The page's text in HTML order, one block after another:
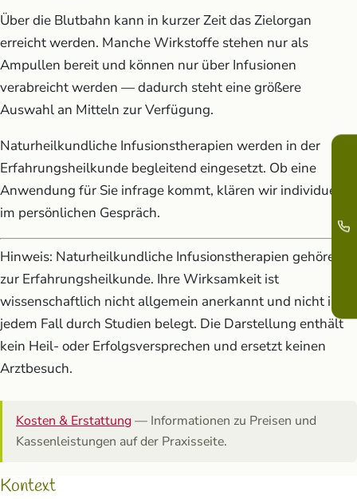
Über die Blutbahn kann in kurzer Zeit das Zielorgan
erreicht werden. Manche Wirkstoffe stehen nur als
Ampullen bereit und können nur über Infusionen
verabreicht werden — dadurch steht eine größere
Auswahl an Mitteln zur Verfügung.
Naturheilkundliche Infusionstherapien werden in der
Erfahrungsheilkunde begleitend eingesetzt. Ob eine
Anwendung für Sie infrage kommt, klären wir individuell
im persönlichen Gespräch.
Hinweis: Naturheilkundliche Infusionstherapien gehören
zur Erfahrungsheilkunde. Ihre Wirksamkeit ist
wissenschaftlich nicht allgemein anerkannt und nicht in
jedem Fall durch Studien belegt. Die Darstellung enthält
kein Heil- oder Erfolgsversprechen und ersetzt keinen
Arztbesuch.
Kosten & Erstattung— Informationen zu Preisen und
Kassenleistungen auf der Praxisseite.
Kontext